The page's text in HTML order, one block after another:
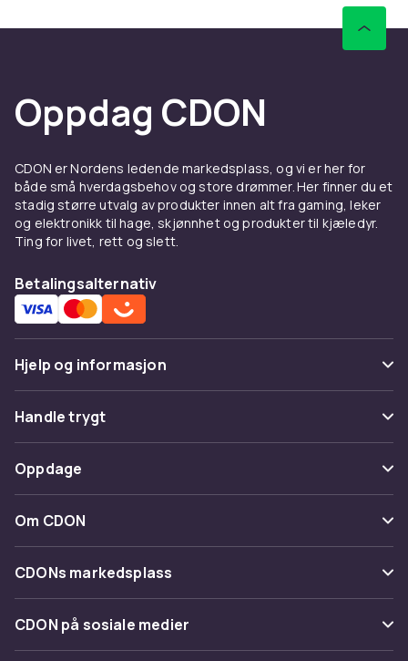
Oppdag CDON
CDON er Nordens ledende markedsplass, og vi er her for
både små hverdagsbehov og store drømmer. Her finner du et
stadig større utvalg av produkter innen alt fra gaming, leker
og elektronikk til hage, skjønnhet og produkter til kjæledyr.
Ting for livet, rett og slett.
Betalingsalternativ
Hjelp og informasjon
Vanlige spørsmål
Spor pakke
Angre & returner her
Kontakt oss
Handle trygt
Betaling
Levering
Tilbakekallinger
Oppdage
Kategorier
Varemerker
Om CDON
Om oss
Kundeanmeldelser
Jobbe på CDON
CDONs markedsplass
Merchant Help Center
CDON på sosiale medier